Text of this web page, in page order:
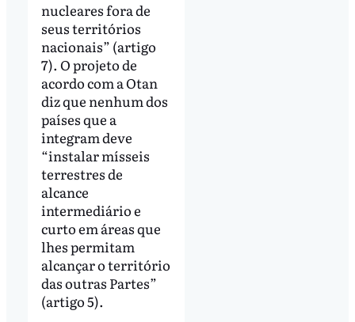
nucleares fora de
seus territórios
nacionais” (artigo
7). O projeto de
acordo com a Otan
diz que nenhum dos
países que a
integram deve
“instalar mísseis
terrestres de
alcance
intermediário e
curto em áreas que
lhes permitam
alcançar o território
das outras Partes”
(artigo 5).